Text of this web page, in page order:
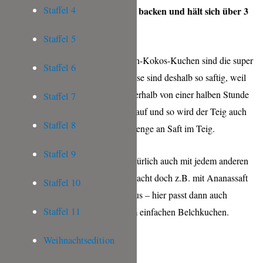
Staffel 4
Staffel 5
Staffel 6
Staffel 7
Staffel 8
Staffel 9
Staffel 10
Staffel 11
Weihnachtsedition
Blechkuchen ist super einfach zu backen und hält sich über 3
Das Besondere an meinem Orangen-Kokos-Kuchen sind die super
saftigen Kokosraspeln im Teig. Diese sind deshalb so saftig, weil
ich sie im Orangensaft einlege. Innerhalb von einer halben Stunde
saugen die Raspeln die Flüssigkeit auf und so wird der Teig auch
nicht verwässert durch die große Menge an Saft im Teig.
Übrigens könnt ihr den Kuchen natürlich auch mit jedem anderen
Saft backen, den ihr gerne mögt. Macht doch z.B. mit Ananassaft
einen Ananas-Kokos-Kuchen daraus – hier passt dann auch
besonders gut ein Schuss Rum zum einfachen Belchkuchen.